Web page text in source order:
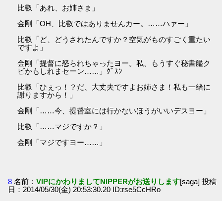
比叡「あれ、お姉さま」
金剛「OH、比叡ではありませんカー。……ハァー」
比叡「ど、どうされたんですか？空気がものすごく重たい
ですよ」
金剛「提督に怒られちゃったヨー。私、もうすぐ秘書艦ク
ビかもしれまセーン……」ｸﾞｽﾝ
比叡「ひぇっ！？だ、大丈夫ですよお姉さま！私も一緒に
謝りますから！」
金剛「……今、提督室には行かないほうがいいデスヨー」
比叡「……マジですか？」
金剛「マジですヨー……」
8 名前：VIPにかわりましてNIPPERがお送りします[saga] 投稿
日：2014/05/30(金) 20:53:30.20 ID:rse5CcHRo